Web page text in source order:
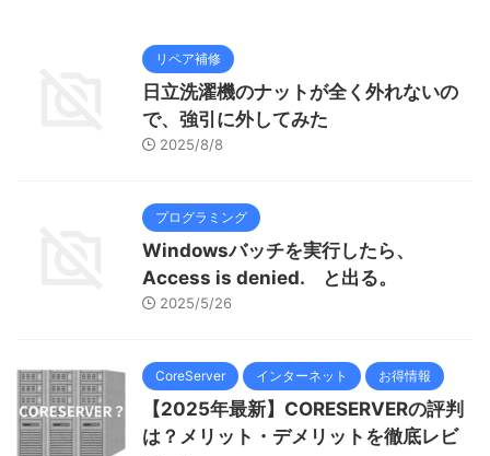
リペア補修
日立洗濯機のナットが全く外れないの
で、強引に外してみた
2025/8/8
プログラミング
Windowsバッチを実行したら、
Access is denied. と出る。
2025/5/26
CoreServer インターネット お得情報
【2025年最新】CORESERVERの評判
は？メリット・デメリットを徹底レビ